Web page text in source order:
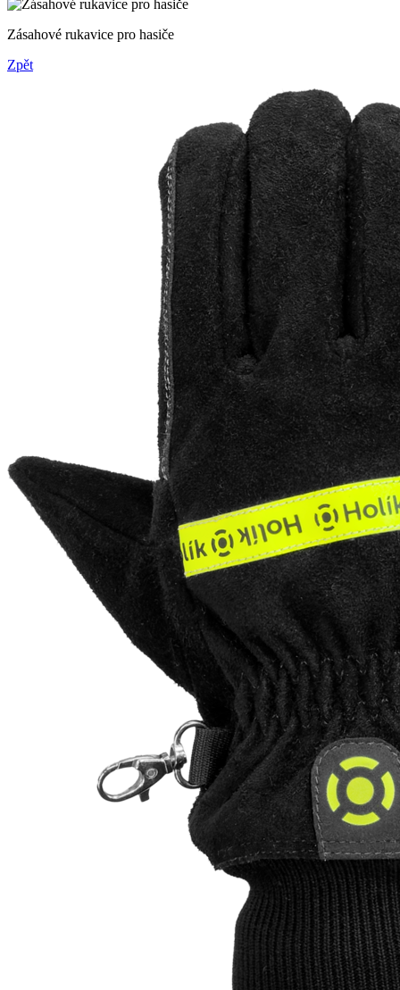
Zásahové rukavice pro hasiče
Zpět